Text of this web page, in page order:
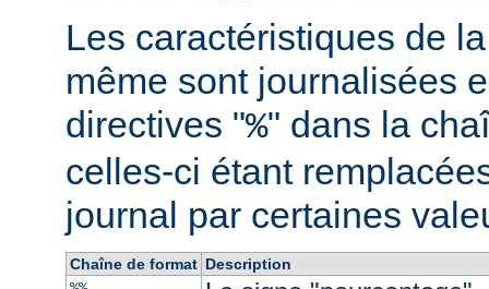
Les caractéristiques de
même sont journalisées
directives "%" dans la
celles-ci étant
journal par certaines
Chaîne de format Description